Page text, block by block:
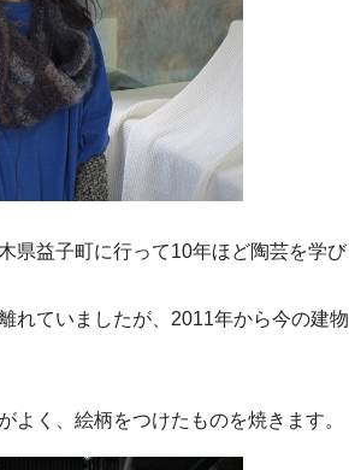
県益子町に行って10年ほど陶芸を学び
れていましたが、2011年から今の建物
よく、絵柄をつけたものを焼きます。